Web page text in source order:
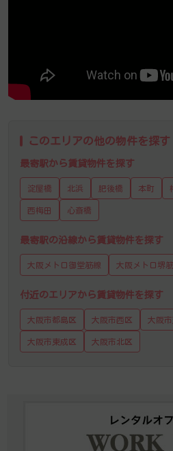
このエリアの他の物件を探す
最寄駅から賃貸物件を探す
淀屋橋 北浜 肥後橋 本町
西梅田 心斎橋
最寄駅の沿線から賃貸物件を探す
大阪メトロ御堂筋線 大阪メトロ堺
付近のエリアから賃貸物件を探す
大阪市都島区 大阪市西区 大阪
大阪市東成区 大阪市北区